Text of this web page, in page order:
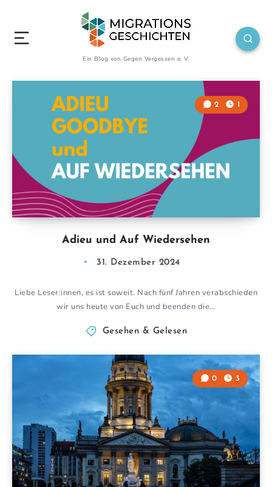
Ein Blog von Gegen Vergessen e. V.
Adieu und Auf Wiedersehen
2 1
31. Dezember 2024
Liebe Leser:innen, es ist soweit. Nach fünf Jahren verabschieden
wir uns heute von Euch und beenden die…
Gesehen & Gelesen
0 3